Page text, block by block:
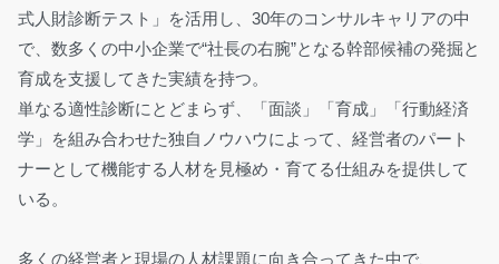
式人財診断テスト」を活用し、30年のコンサルキャリアの中
で、数多くの中小企業で“社長の右腕”となる幹部候補の発掘と
育成を支援してきた実績を持つ。
単なる適性診断にとどまらず、「面談」「育成」「行動経済
学」を組み合わせた独自ノウハウによって、経営者のパート
ナーとして機能する人材を見極め・育てる仕組みを提供して
いる。
多くの経営者と現場の人材課題に向き合ってきた中で、